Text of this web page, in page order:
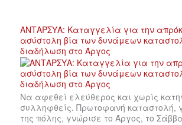
ΑΝΤΑΡΣΥΑ: Καταγγελία για την
ασύστολη βία των δυνάμεων
διαδήλωση στο Άργος
Να αφεθεί ελεύθερος και χωρίς
συλληφθείς. Πρωτοφανή καταστολή,
της πόλης, γνώρισε το Άργος, το